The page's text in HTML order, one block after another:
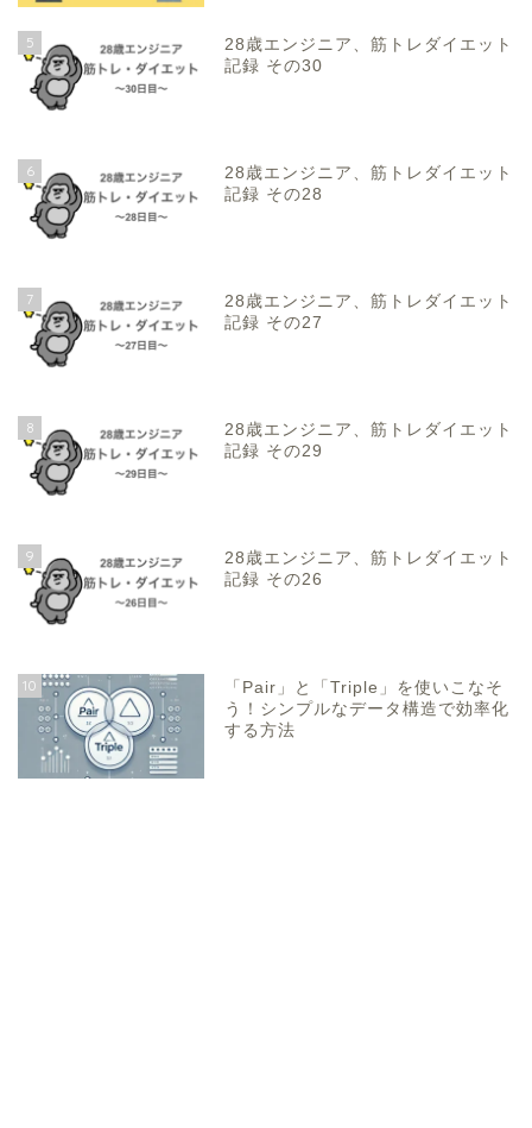
5
28歳エンジニア、筋トレダイエット
記録 その30
6
28歳エンジニア、筋トレダイエット
記録 その28
7
28歳エンジニア、筋トレダイエット
記録 その27
8
28歳エンジニア、筋トレダイエット
記録 その29
9
28歳エンジニア、筋トレダイエット
記録 その26
10
「Pair」と「Triple」を使いこなそ
う！シンプルなデータ構造で効率化
する方法